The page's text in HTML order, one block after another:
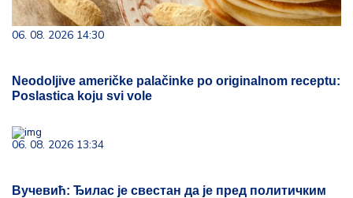
06. 08. 2026 14:30
Neodoljive američke palačinke po originalnom receptu:
Poslastica koju svi vole
06. 08. 2026 13:34
Вучевић: Ђилас је свестан да је пред политичким